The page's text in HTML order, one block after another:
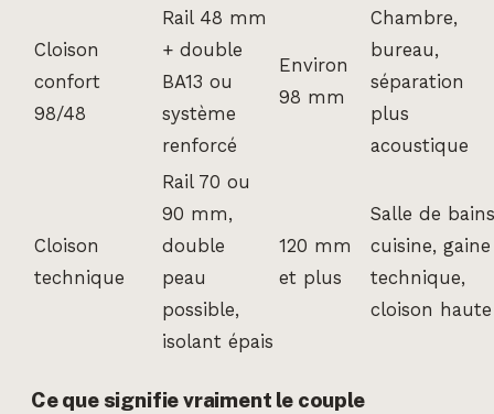
Cloison
confort
98/48
Rail 48 mm
+ double
BA13 ou
système
renforcé
Environ
98 mm
Chambre,
bureau,
séparation
plus
acoustique
Cloison
technique
Rail 70 ou
90 mm,
double
peau
possible,
isolant épais
120 mm
et plus
Salle de
cuisine, gaine
technique,
cloison haute
Ce que signifie vraiment le couple